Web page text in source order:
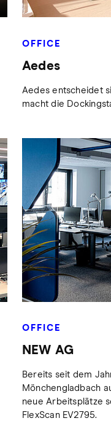
OFFICE
Aedes
Aedes entscheidet
macht die
OFFICE
NEW AG
Bereits seit dem
Mönchengladbach
neue Arbeitsplätze
FlexScan EV2795.